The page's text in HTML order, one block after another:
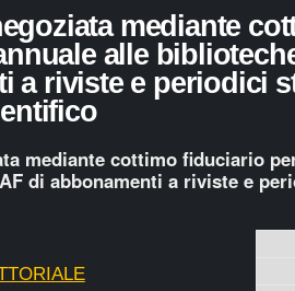
mediante
alle
a riviste e periodici
mediante cottimo fiduciario
di abbonamenti a riviste e